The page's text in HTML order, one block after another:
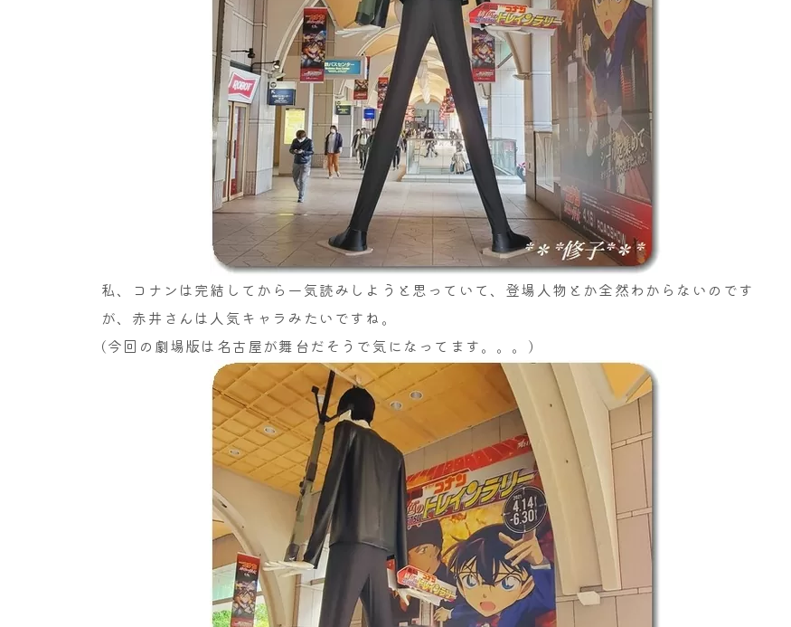
私、コナンは完結してから一気読みしようと思っていて、登場人物とか全然わからないのです
が、赤井さんは人気キャラみたいですね。
(今回の劇場版は名古屋が舞台だそうで気になってます。。。)